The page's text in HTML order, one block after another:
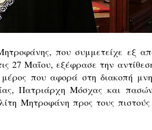
που συμμετείχε εξ
27 Μαΐου, εξέφρασε την
που αφορά στη διακοπή
Πατριάρχη Μόσχας και
Μητροφάνη προς τους πιστούς